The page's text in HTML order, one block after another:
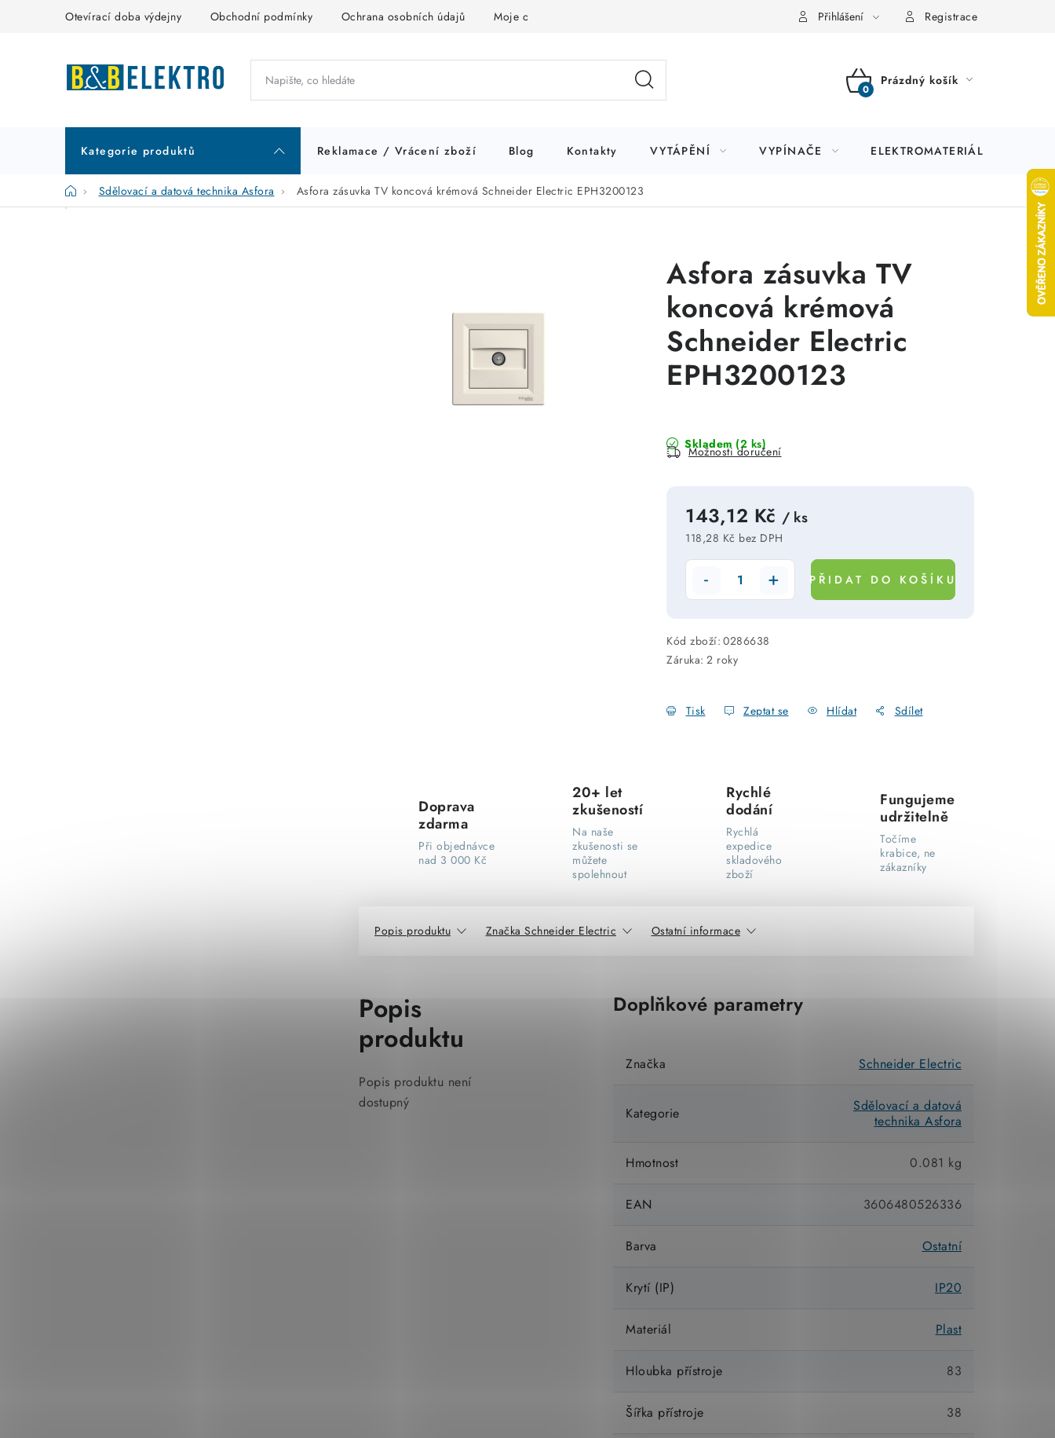
Otevírací doba výdejny Obchodní podmínky Ochrana osobních údajů Moje objednávka Přihlášení Registrace
NÁKUPNÍ
Prázdný košík
Kategorie produktů Reklamace / Vrácení zboží Blog Kontakty VYTÁPĚNÍ VYPÍNAČE ELEKTROMATERIÁL
DomůSdělovací a datová technika Asfora Asfora zásuvka TV koncová krémová Schneider Electric EPH3200123
P
Asfora zásuvka TV
koncová krémová
Schneider Electric
EPH3200123
Skladem (2 ks)
Možnosti doručení
143,12 Kč / ks
118,28 Kč bez DPH
PŘIDAT DO KOŠÍKU
Kód zboží: 0286638
Záruka: 2 roky
Tisk Zeptat se Hlídat Sdílet
Doprava
zdarma
Při objednávce
nad 3 000 Kč
20+ let
zkušeností
Na naše
zkušenosti se
můžete
spolehnout
Rychlé
dodání
Rychlá
expedice
skladového
zboží
Fungujeme
udržitelně
Točíme
krabice, ne
zákazníky
Popis produktu Značka Schneider Electric Ostatní informace
Popis
produktu
Popis produktu není
dostupný
Doplňkové parametry
Značka Schneider Electric
Kategorie
Sdělovací a datová
technika Asfora
Hmotnost 0.081 kg
EAN 3606480526336
Barva Ostatní
Krytí (IP) IP20
Materiál Plast
Hloubka přístroje 83
Šířka přístroje 38